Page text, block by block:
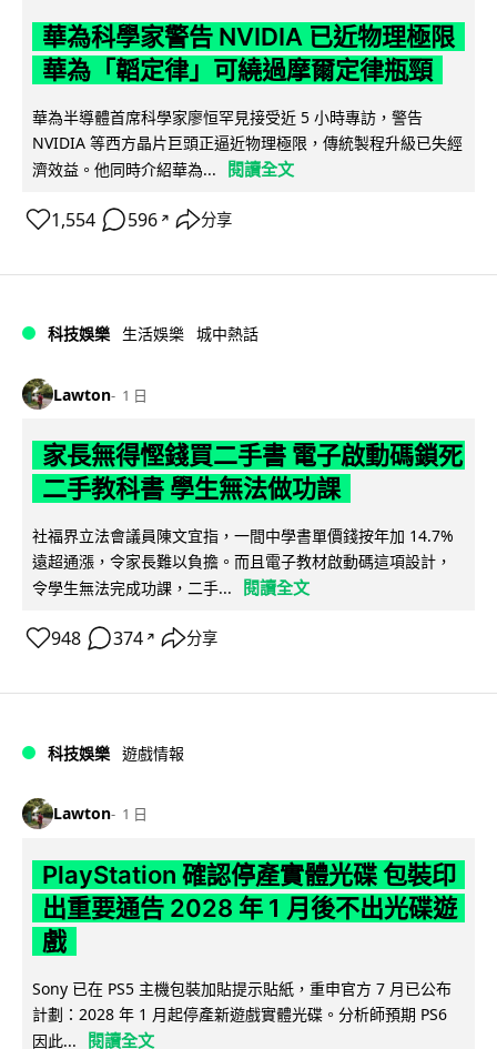
華為科學家警告 NVIDIA 已近物理極限
華為「韜定律」可繞過摩爾定律瓶頸
華為半導體首席科學家廖恒罕見接受近 5 小時專訪，警告
NVIDIA 等西方晶片巨頭正逼近物理極限，傳統製程升級已失經
濟效益。他同時介紹華為...
閱讀全文
1,554 596 ↗ 分享
科技娛樂 生活娛樂 城中熱話
Lawton 1 日
家長無得慳錢買二手書 電子啟動碼鎖死
二手教科書 學生無法做功課
社福界立法會議員陳文宜指，一間中學書單價錢按年加 14.7%
遠超通漲，令家長難以負擔。而且電子教材啟動碼這項設計，
令學生無法完成功課，二手...
閱讀全文
948 374 ↗ 分享
科技娛樂 遊戲情報
Lawton 1 日
PlayStation 確認停產實體光碟 包裝印
出重要通告 2028 年 1 月後不出光碟遊
戲
Sony 已在 PS5 主機包裝加貼提示貼紙，重申官方 7 月已公布
計劃：2028 年 1 月起停產新遊戲實體光碟。分析師預期 PS6
因此...
閱讀全文